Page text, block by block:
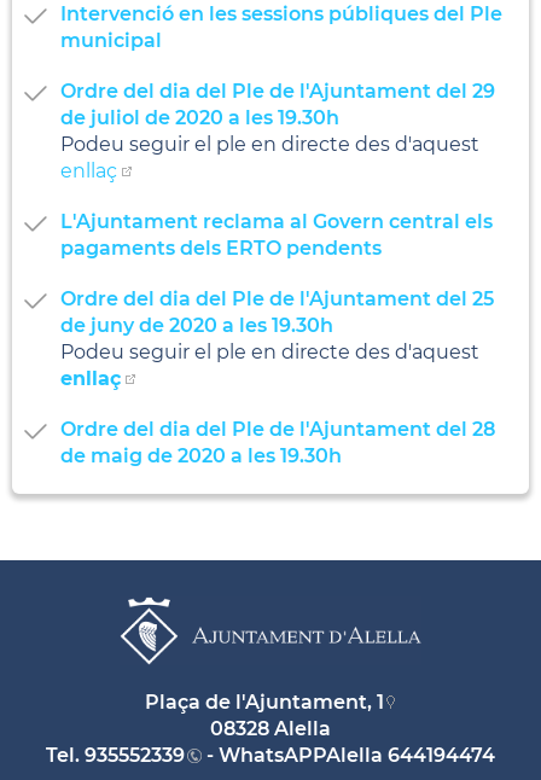
Intervenció en les sessions públiques del Ple
municipal
Ordre del dia del Ple de l'Ajuntament del 29
de juliol de 2020 a les 19.30h
Podeu seguir el ple en directe des d'aquest
enllaç
L'Ajuntament reclama al Govern central els
pagaments dels ERTO pendents
Ordre del dia del Ple de l'Ajuntament del 25
de juny de 2020 a les 19.30h
Podeu seguir el ple en directe des d'aquest
enllaç
Ordre del dia del Ple de l'Ajuntament del 28
de maig de 2020 a les 19.30h
Plaça de l'Ajuntament, 1
08328 Alella
Tel. 935552339 - WhatsAPPAlella 644194474